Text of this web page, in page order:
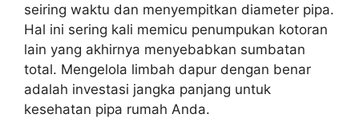
seiring waktu dan menyempitkan diameter pipa.
Hal ini sering kali memicu penumpukan kotoran
lain yang akhirnya menyebabkan sumbatan
total. Mengelola limbah dapur dengan benar
adalah investasi jangka panjang untuk
kesehatan pipa rumah Anda.